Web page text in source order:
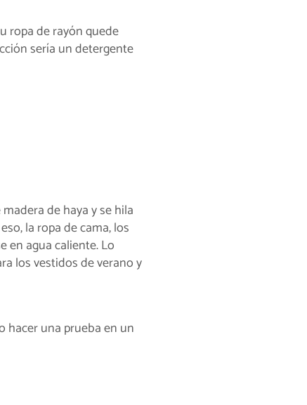
ropa de rayón quede
sería un detergente
de haya y se hila
la ropa de cama, los
en agua caliente. Lo
los vestidos de verano y
hacer una prueba en un